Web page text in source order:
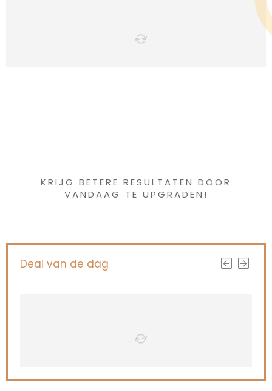
KRIJG BETERE RESULTATEN DOOR
VANDAAG TE UPGRADEN!
Deal van de dag